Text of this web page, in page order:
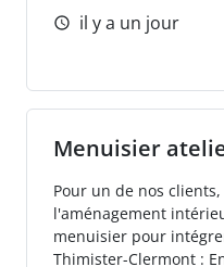
il y a un jour
Menuisier
Pour un de nos
l'aménagement
menuisier pour
Thimister-Clermont :